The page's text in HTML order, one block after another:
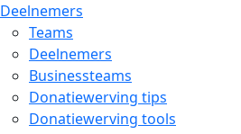
Deelnemers
Teams
Deelnemers
Businessteams
Donatiewerving tips
Donatiewerving tools